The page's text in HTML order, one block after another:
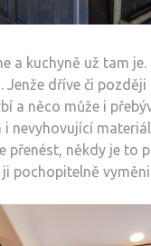
a kuchyně už tam
dříve či
a něco může i
nevyhovující
přenést, někdy je to
pochopitelně